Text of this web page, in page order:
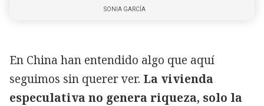
SONIA GARCÍA
En China han entendido algo que aquí
seguimos sin querer ver. La vivienda
especulativa no genera riqueza, solo la